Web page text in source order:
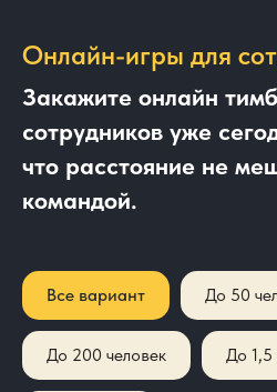
Онлайн-игры для
Закажите онлайн
сотрудников уже
что расстояние не
командой.
Все вариант До 50
До 200 человек До 1,5